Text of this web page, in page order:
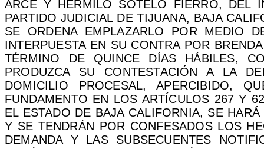
ARCE Y HERMILO SOTELO FIERRO, DEL
PARTIDO JUDICIAL DE TIJUANA, BAJA
SE ORDENA EMPLAZARLO POR MEDIO
INTERPUESTA EN SU CONTRA POR
TÉRMINO DE QUINCE DÍAS HÁBILES,
PRODUZCA SU CONTESTACIÓN A LA
DOMICILIO PROCESAL, APERCIBIDO,
FUNDAMENTO EN LOS ARTÍCULOS 267 Y
EL ESTADO DE BAJA CALIFORNIA, SE
Y SE TENDRÁN POR CONFESADOS LOS
DEMANDA Y LAS SUBSECUENTES